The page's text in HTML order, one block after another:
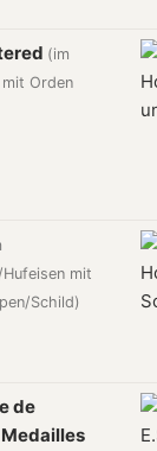
(im
Orden
mit
Schild)
de
Medailles